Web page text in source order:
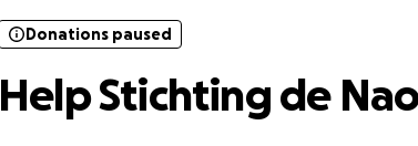
Donations paused
Help Stichting de